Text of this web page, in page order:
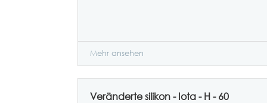
Mehr ansehen
Veränderte silikon - Iota - H - 60